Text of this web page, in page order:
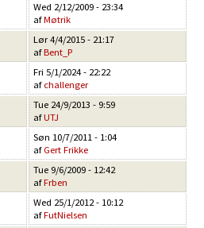
Wed 2/12/2009 - 23:34
afMøtrik
Lør 4/4/2015 - 21:17
afBent_P
Fri 5/1/2024 - 22:22
af challenger
Tue 24/9/2013 - 9:59
afUTJ
Søn 10/7/2011 - 1:04
af Gert Frikke
Tue 9/6/2009 - 12:42
afFrben
Wed 25/1/2012 - 10:12
afFutNielsen